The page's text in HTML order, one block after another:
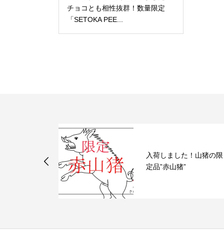
チョコとも相性抜群！数量限定
「SETOKA PEE...
テル主催）が開催され
す。